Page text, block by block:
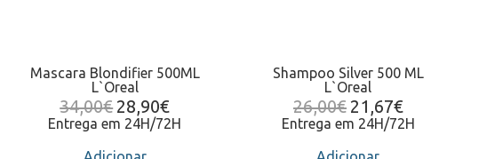
Mascara Blondifier 500ML
L`Oreal
34,00€ 28,90€
Entrega em 24H/72H
Shampoo Silver 500 ML
L`Oreal
26,00€ 21,67€
Entrega em 24H/72H